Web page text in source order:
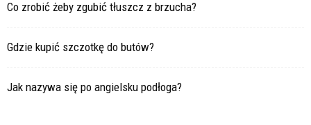
Co zrobić żeby zgubić tłuszcz z brzucha?
Gdzie kupić szczotkę do butów?
Jak nazywa się po angielsku podłoga?